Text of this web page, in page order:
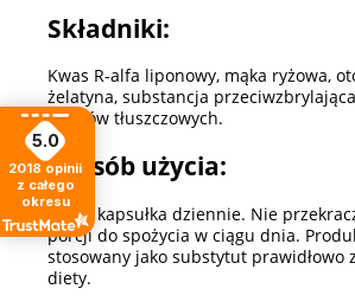
Składniki:
Kwas R-alfa liponowy, mąka ryżowa,
żelatyna, substancja
kwasów tłuszczowych.
Sposób użycia:
Jedna kapsułka dziennie. Nie
porcji do spożycia w ciągu dnia.
stosowany jako substytut prawidłowo
diety.
5.0
2018 opinii
z całego
okresu